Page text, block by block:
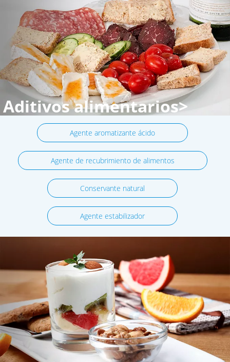
Aditivos alimentarios>
Agente aromatizante ácido
Agente de recubrimiento de alimentos
Conservante natural
Agente estabilizador